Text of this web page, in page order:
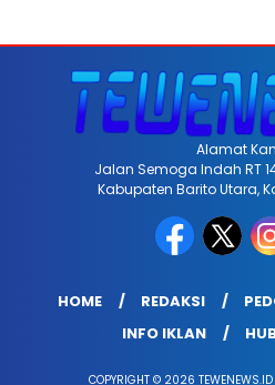
Alamat
Jalan Semoga Indah RT
Kabupaten Barito Utara,
HOME REDAKSI
INFO IKLAN
COPYRIGHT © 2026